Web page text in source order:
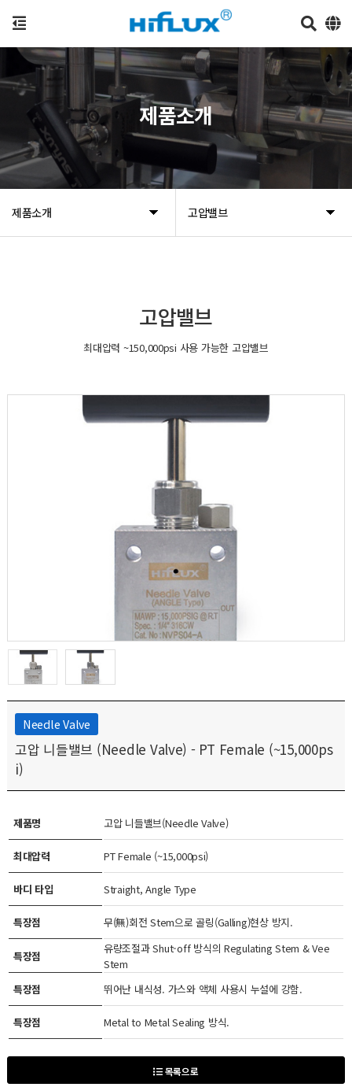
제품소개 고압밸브
제품소개
고압밸브
최대압력 ~150,000psi 사용 가능한 고압밸브
Needle Valve
고압 니들밸브 (Needle Valve) - PT Female (~15,000ps
i)
제품명 고압 니들밸브(Needle Valve)
최대압력 PT Female (~15,000psi)
바디 타입 Straight, Angle Type
특장점 무(無)회전 Stem으로 골링(Galling)현상 방지.
특장점
유량조절과 Shut-off 방식의 Regulating Stem & Vee
Stem
특장점
뛰어난 내식성. 가스와 액체 사용시 누설에 강함.
특장점 Metal to Metal Sealing 방식.
목록으로